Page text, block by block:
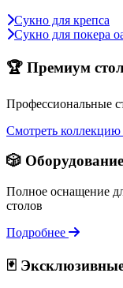
Сукно для крепса
Сукно для покера
🏆 Премиум
Профессиональные
Смотреть коллекцию
🎲
Полное оснащение
столов
Подробнее
🃏